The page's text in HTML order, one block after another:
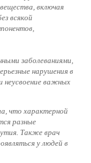
включая
всякой
заболеваниями,
нарушения в
важных
что характерной
разные
Также врач
у людей в